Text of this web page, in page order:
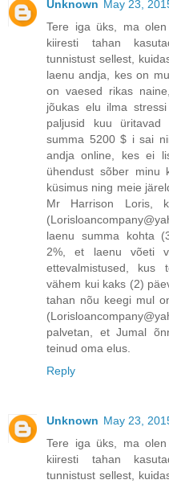
Unknown May 23,
Tere iga üks, ma
kiiresti tahan
tunnistust sellest,
laenu andja, kes on
on vaesed rikas
jõukas elu ilma
paljusid kuu
summa 5200 $ i sai
andja online, kes ei
ühendust sõber minu
küsimus ning meie
Mr Harrison Loris,
laenu summa kohta
2%, et laenu võeti
ettevalmistused, kus
vähem kui kaks (2)
tahan nõu keegi mul
palvetan, et Jumal
teinud oma elus.
Reply
Unknown May 23,
Tere iga üks, ma
kiiresti tahan
tunnistust sellest,